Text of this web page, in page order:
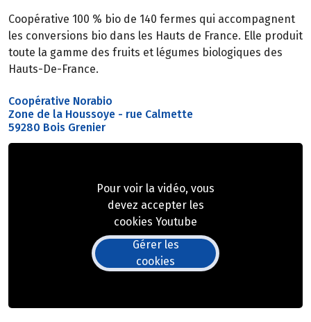
Coopérative 100 % bio de 140 fermes qui accompagnent
les conversions bio dans les Hauts de France. Elle produit
toute la gamme des fruits et légumes biologiques des
Hauts-De-France.
Coopérative Norabio
Zone de la Houssoye - rue Calmette
59280 Bois Grenier
Pour voir la vidéo, vous
devez accepter les
cookies Youtube
Gérer les
cookies